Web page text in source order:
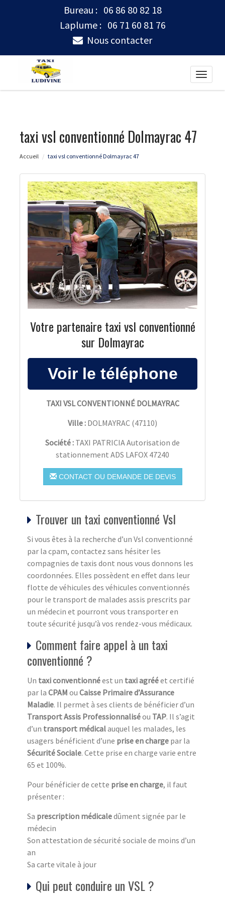
Bureau : 06 86 80 82 18
Laplume : 06 71 60 81 76
Nous contacter
Toggle
taxi vsl conventionné Dolmayrac 47
Accueil taxi vsl conventionné Dolmayrac 47
Votre partenaire taxi vsl conventionné
sur Dolmayrac
TAXI VSL CONVENTIONNÉ DOLMAYRAC
Ville : DOLMAYRAC (47110)
Société : TAXI PATRICIA Autorisation de
stationnement ADS LAFOX 47240
CONTACT OU DEMANDE DE DEVIS
Trouver un taxi conventionné Vsl
Si vous êtes à la recherche d’un Vsl conventionné
par la cpam, contactez sans hésiter les
compagnies de taxis dont nous vous donnons les
coordonnées. Elles possèdent en effet dans leur
flotte de véhicules des véhicules conventionnés
pour le transport de malades assis prescrits par
un médecin et pourront vous transporter en
toute sécurité jusqu’à vos rendez-vous médicaux.
Comment faire appel à un taxi
conventionné ?
Un taxi conventionnéest un taxi agrééet certifié
par la CPAM ou Caisse Primaire d’Assurance
Maladie. Il permet à ses clients de bénéficier d’un
Transport Assis Professionnaliséou TAP. Il s’agit
d’un transport médicalauquel les malades, les
usagers bénéficient d’une prise en charge par la
Sécurité Sociale. Cette prise en charge varie entre
65 et 100%.
Pour bénéficier de cette prise en charge, il faut
présenter :
Sa prescription médicaledûment signée par le
médecin
Son attestation de sécurité sociale de moins d’un
an
Sa carte vitale à jour
Qui peut conduire un VSL ?